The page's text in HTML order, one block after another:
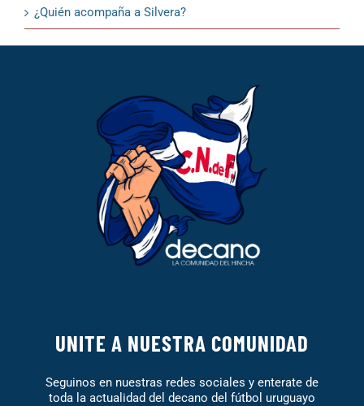
¿Quién acompaña a Silvera?
UNITE A NUESTRA COMUNIDAD
Seguinos en nuestras redes sociales y enterate de
toda la actualidad del decano del fútbol uruguayo